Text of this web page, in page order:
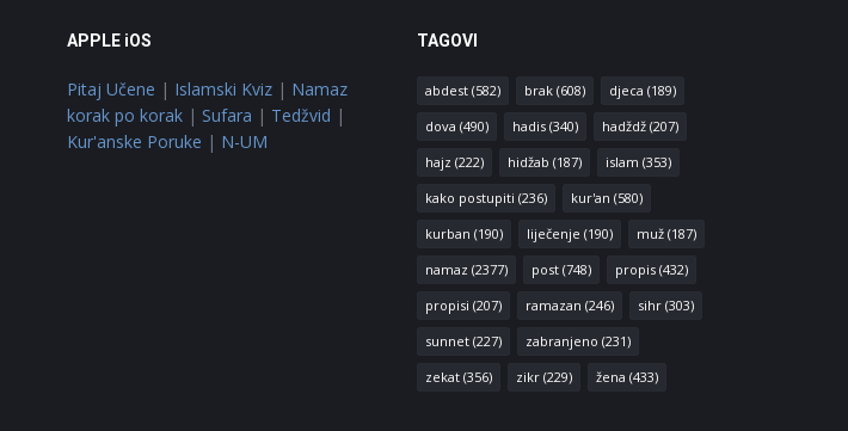
APPLE iOS
Pitaj Učene | Islamski Kviz | Namaz
korak po korak | Sufara | Tedžvid |
Kur'anske Poruke | N-UM
TAGOVI
abdest(582) brak(608) djeca (189)
dova (490) hadis(340) hadždž(207)
hajz (222) hidžab (187) islam (353)
kako postupiti (236) kur'an (580)
kurban (190) liječenje (190) muž(187)
namaz (2377) post(748) propis(432)
propisi (207) ramazan (246) sihr(303)
sunnet(227) zabranjeno (231)
zekat(356) zikr(229) žena (433)